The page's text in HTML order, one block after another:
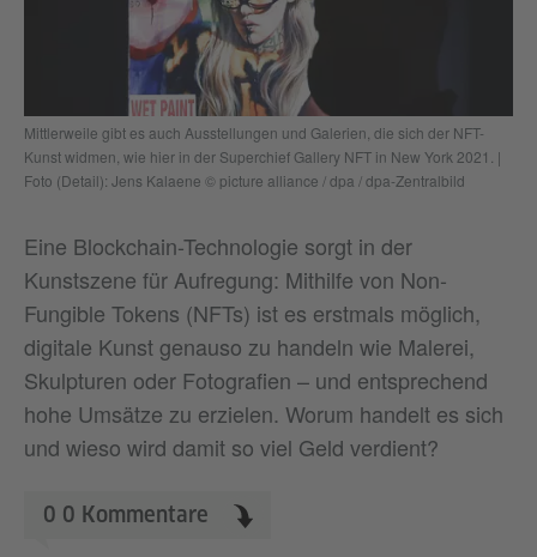
Mittlerweile gibt es auch Ausstellungen und Galerien, die sich der NFT-
Kunst widmen, wie hier in der Superchief Gallery NFT in New York 2021. |
Foto (Detail): Jens Kalaene © picture alliance / dpa / dpa-Zentralbild
Eine Blockchain-Technologie sorgt in der
Kunstszene für Aufregung: Mithilfe von Non-
Fungible Tokens (NFTs) ist es erstmals möglich,
digitale Kunst genauso zu handeln wie Malerei,
Skulpturen oder Fotografien – und entsprechend
hohe Umsätze zu erzielen. Worum handelt es sich
und wieso wird damit so viel Geld verdient?
0 0 Kommentare